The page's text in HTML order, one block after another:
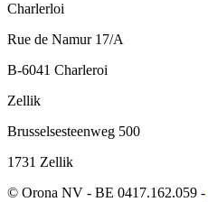
Charlerloi
Rue de Namur 17/A
B-6041 Charleroi
Zellik
Brusselsesteenweg 500
1731 Zellik
© Orona NV - BE 0417.162.059 -